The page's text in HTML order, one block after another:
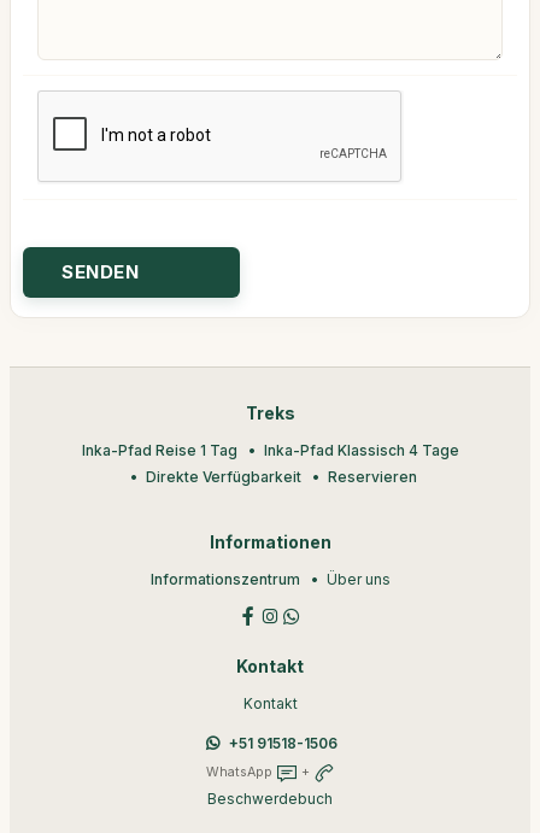
Treks
Inka-Pfad Reise 1 Tag
Inka-Pfad Klassisch 4 Tage
Direkte Verfügbarkeit
Reservieren
Informationen
Informationszentrum Über uns
Kontakt
Kontakt
+51 91518-1506
WhatsApp +
Beschwerdebuch